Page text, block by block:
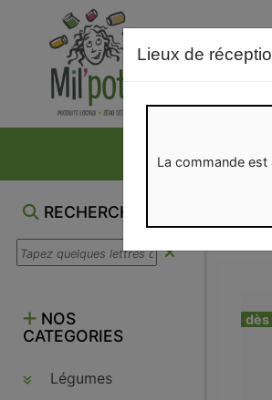
RECHERCHE
NOS
CATEGORIES
Légumes
Lieux de
La commande est
dès